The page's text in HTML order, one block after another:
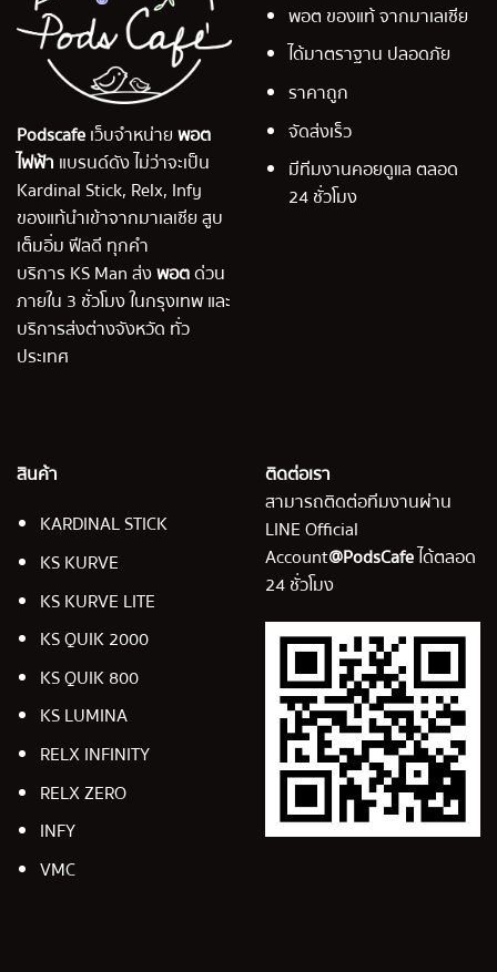
Podscafeเว็บจำหน่ายพอต
ไฟฟ้า แบรนด์ดัง ไม่ว่าจะเป็น
Kardinal Stick, Relx, Infy
ของแท้นำเข้าจากมาเลเซีย สูบ
เต็มอิ่ม ฟีลดี ทุกคำ
บริการ KS Man ส่งพอตด่วน
ภายใน 3 ชั่วโมง ในกรุงเทพ และ
บริการส่งต่างจังหวัด ทั่ว
ประเทศ
พอต ของแท้ จากมาเลเซีย
ได้มาตราฐาน ปลอดภัย
ราคาถูก
จัดส่งเร็ว
มีทีมงานคอยดูแล ตลอด
24 ชั่วโมง
สินค้า
KARDINAL STICK
KS KURVE
KS KURVE LITE
KS QUIK 2000
KS QUIK 800
KS LUMINA
RELX INFINITY
RELX ZERO
INFY
VMC
ติดต่อเรา
สามารถติดต่อทีมงานผ่าน
LINE Official
Account@PodsCafeได้ตลอด
24 ชั่วโมง